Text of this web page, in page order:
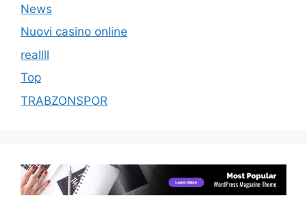
News
Nuovi casino online
reallll
Top
TRABZONSPOR